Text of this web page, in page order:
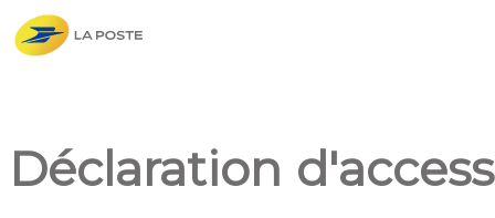
Déclaration